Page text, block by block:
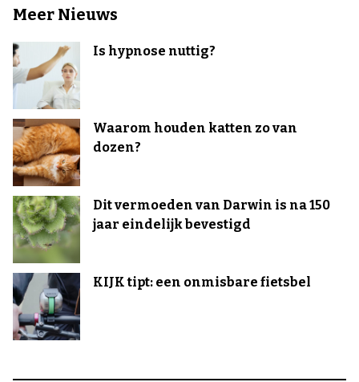
Meer Nieuws
Is hypnose nuttig?
Waarom houden katten zo van
dozen?
Dit vermoeden van Darwin is na 150
jaar eindelijk bevestigd
KIJK tipt: een onmisbare fietsbel